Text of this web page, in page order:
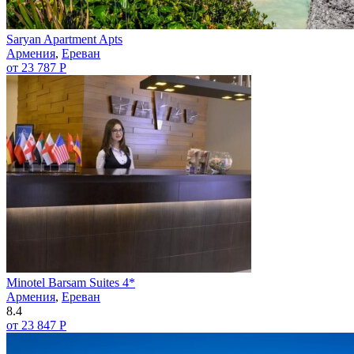
Saryan Apartment Apts
Армения, Ереван
от 23 787 Р
Minotel Barsam Suites 4*
Армения, Ереван
8.4
от 23 847 Р